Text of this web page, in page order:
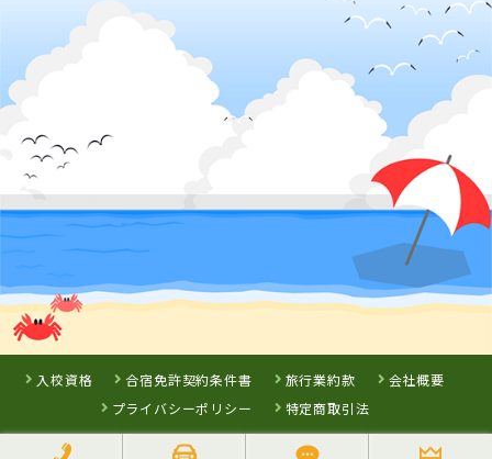
詳 細 予 約
3位
新倉敷自動車学校
岡山県
予 約
鳥取県
倉吉自動車学校
予 約
徳島県
阿波自動車学校
詳 細
予 約
7位 8位 9位
入校資格 合宿免許契約条件書 旅行業約款
会社概要
プライバシーポリシー
特定商取引法